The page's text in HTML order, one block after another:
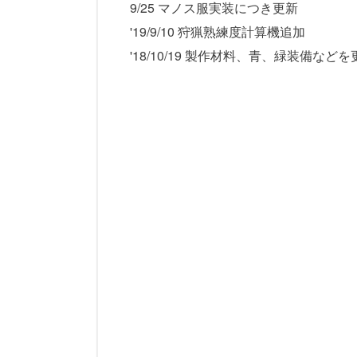
9/25 マノス服実装につき更新
'19/9/10 狩猟熟練度計算機追加
'18/10/19 製作材料、青、緑装備などを